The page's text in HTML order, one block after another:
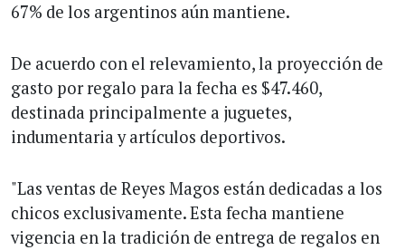
67% de los argentinos aún mantiene.
De acuerdo con el relevamiento, la proyección de
gasto por regalo para la fecha es $47.460,
destinada principalmente a juguetes,
indumentaria y artículos deportivos.
"Las ventas de Reyes Magos están dedicadas a los
chicos exclusivamente. Esta fecha mantiene
vigencia en la tradición de entrega de regalos en